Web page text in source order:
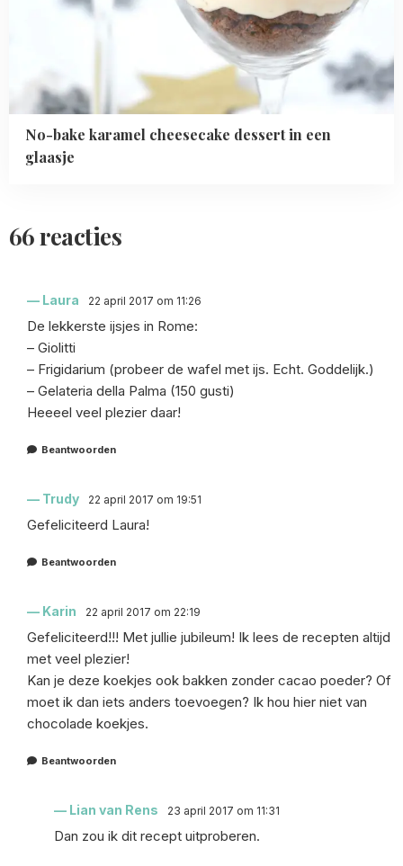
No-bake karamel cheesecake dessert in een
glaasje
66 reacties
Laura 22 april 2017 om 11:26
De lekkerste ijsjes in Rome:
– Giolitti
– Frigidarium (probeer de wafel met ijs. Echt. Goddelijk.)
– Gelateria della Palma (150 gusti)
Heeeel veel plezier daar!
Beantwoorden
Trudy 22 april 2017 om 19:51
Gefeliciteerd Laura!
Beantwoorden
Karin 22 april 2017 om 22:19
Gefeliciteerd!!! Met jullie jubileum! Ik lees de recepten altijd
met veel plezier!
Kan je deze koekjes ook bakken zonder cacao poeder? Of
moet ik dan iets anders toevoegen? Ik hou hier niet van
chocolade koekjes.
Beantwoorden
Lian van Rens 23 april 2017 om 11:31
Dan zou ik dit recept uitproberen.